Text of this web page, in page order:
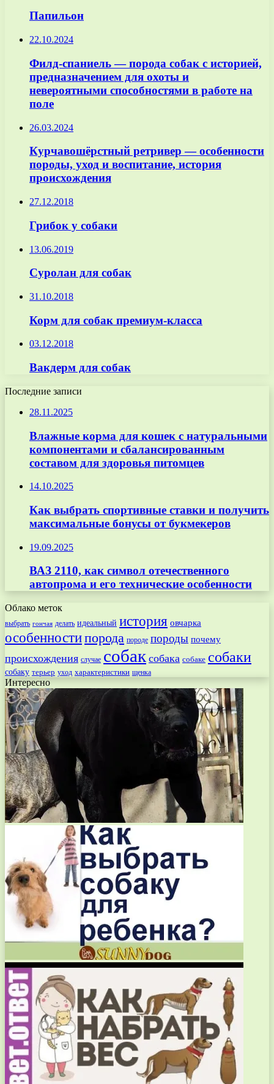
Папильон
22.10.2024
Филд-спаниель — порода собак с историей,
предназначением для охоты и
невероятными способностями в работе на
поле
26.03.2024
Курчавошёрстный ретривер — особенности
породы, уход и воспитание, история
происхождения
27.12.2018
Грибок у собаки
13.06.2019
Суролан для собак
31.10.2018
Корм для собак премиум-класса
03.12.2018
Вакдерм для собак
Последние записи
28.11.2025
Влажные корма для кошек с натуральными
компонентами и сбалансированным
составом для здоровья питомцев
14.10.2025
Как выбрать спортивные ставки и получить
максимальные бонусы от букмекеров
19.09.2025
ВАЗ 2110, как символ отечественного
автопрома и его технические особенности
Облако меток
выбрать гончая делать идеальный история овчарка
особенностипорода породе породы почему
происхождения случае собак собака собаке собаки
собаку терьер уход характеристики щенка
Интересно